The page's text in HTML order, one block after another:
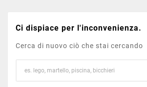
Ci dispiace per l'inconvenienza.
Cerca di nuovo ciò che stai cercando